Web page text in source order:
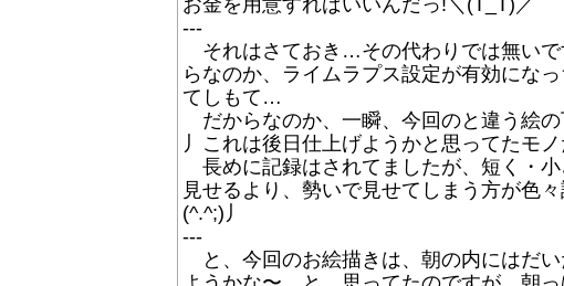
お金を用意すればいいんだっ!＼(T_T)／
---
それはさておき…その代わりでは無い
らなのか、ライムラプス設定が有効にな
てしもて…
だからなのか、一瞬、今回のと違う絵
丿これは後日仕上げようかと思ってたモ
長めに記録はされてましたが、短く・
見せるより、勢いで見せてしまう方が色
(^.^;)丿
---
と、今回のお絵描きは、朝の内にはだ